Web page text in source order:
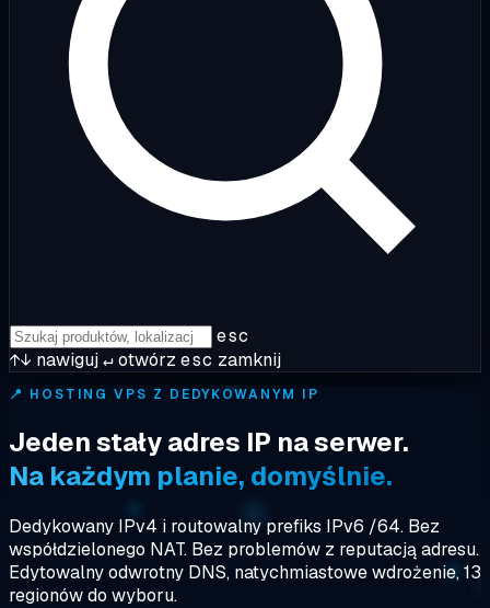
esc
↑↓ nawiguj↵otwórz esc zamknij
📍 HOSTING VPS Z DEDYKOWANYM IP
Jeden stały adres IP na serwer.
Na każdym planie, domyślnie.
Dedykowany IPv4 i routowalny prefiks IPv6 /64. Bez
współdzielonego NAT. Bez problemów z reputacją adresu.
Edytowalny odwrotny DNS, natychmiastowe wdrożenie, 13
regionów do wyboru.